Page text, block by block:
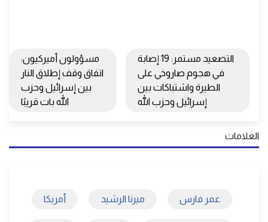
التصعيد مستمر: 19 إصابة
في هجوم صاروخي على
الطيرة واشتباكات بين
إسرائيل وحزب الله
مسؤولون أميركيون:
اتفاق وقف إطلاق النار
بين إسرائيل وحزب
الله بات قريبًا
العلامات
عمر فارس ميرنا الرشيد أمريكا